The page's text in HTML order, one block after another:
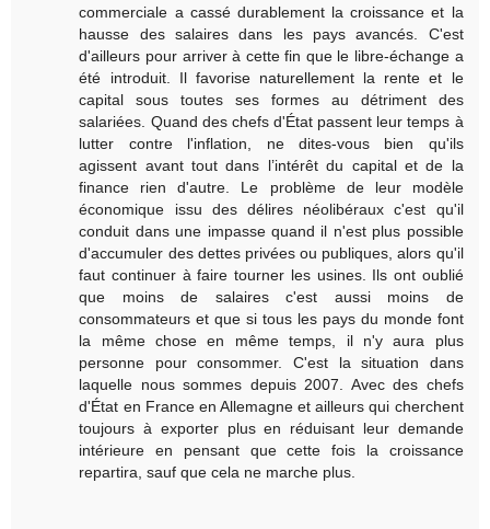
commerciale a cassé durablement la croissance et la
hausse des salaires dans les pays avancés. C'est
d'ailleurs pour arriver à cette fin que le libre-échange a
été introduit. Il favorise naturellement la rente et le
capital sous toutes ses formes au détriment des
salariées. Quand des chefs d'État passent leur temps à
lutter contre l'inflation, ne dites-vous bien qu'ils
agissent avant tout dans l’intérêt du capital et de la
finance rien d'autre. Le problème de leur modèle
économique issu des délires néolibéraux c'est qu'il
conduit dans une impasse quand il n'est plus possible
d'accumuler des dettes privées ou publiques, alors qu'il
faut continuer à faire tourner les usines. Ils ont oublié
que moins de salaires c'est aussi moins de
consommateurs et que si tous les pays du monde font
la même chose en même temps, il n'y aura plus
personne pour consommer. C'est la situation dans
laquelle nous sommes depuis 2007. Avec des chefs
d'État en France en Allemagne et ailleurs qui cherchent
toujours à exporter plus en réduisant leur demande
intérieure en pensant que cette fois la croissance
repartira, sauf que cela ne marche plus.